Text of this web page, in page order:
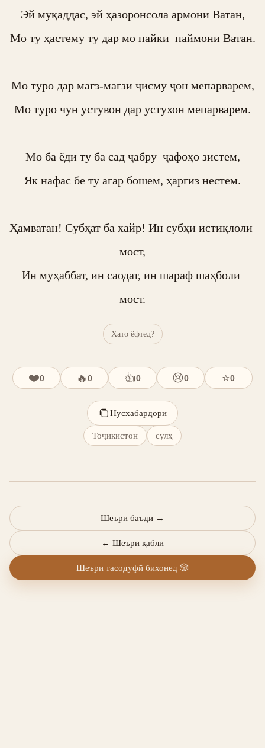
Эй муқаддас, эй ҳазоронсола армони Ватан,
Мо ту ҳастему ту дар мо пайки  паймони Ватан.
Мо туро дар мағз-мағзи ҷисму ҷон мепарварем,
Мо туро чун устувон дар устухон мепарварем.
Мо ба ёди ту ба сад ҷабру  ҷафоҳо зистем,
Як нафас бе ту агар бошем, ҳаргиз нестем.
Ҳамватан! Субҳат ба хайр! Ин субҳи истиқлоли
мост,
Ин муҳаббат, ин саодат, ин шараф шаҳболи
мост.
Хато ёфтед?
❤️0 🔥0 👍0 😢0 ⭐0
Нусхабардорӣ
Тоҷикистон сулҳ
← Шеъри қаблӣ
Шеъри баъдӣ →
Шеъри тасодуфӣ бихонед 🎲